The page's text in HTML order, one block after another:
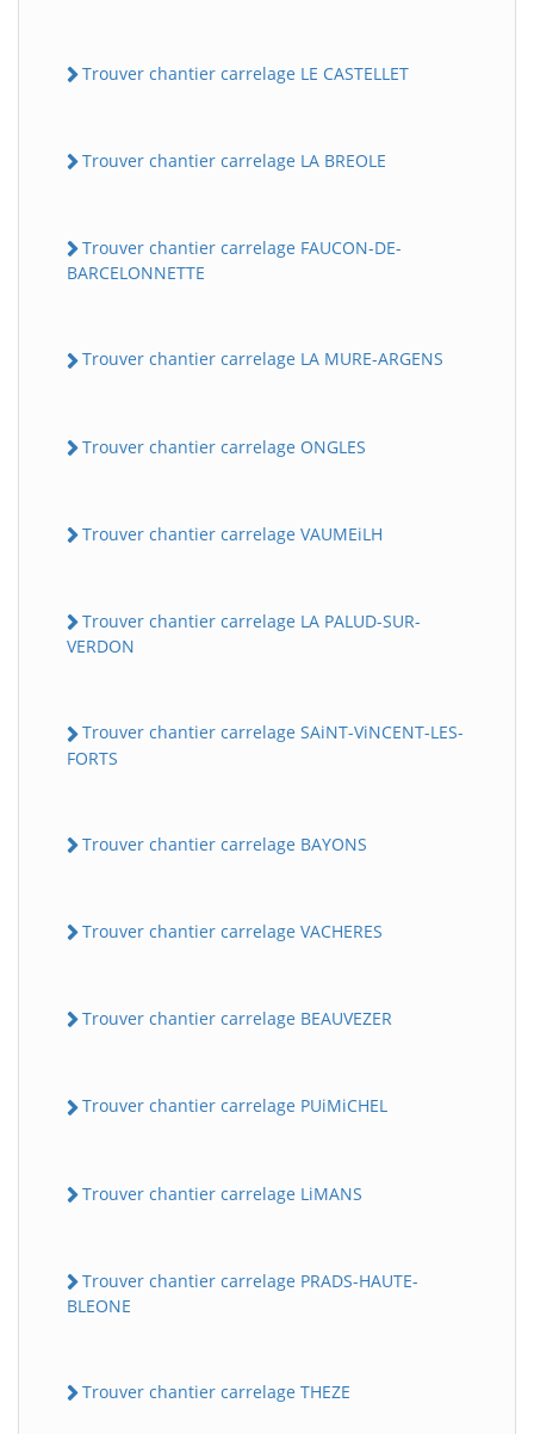
Trouver chantier carrelage LE CASTELLET
Trouver chantier carrelage LA BREOLE
Trouver chantier carrelage FAUCON-DE-
BARCELONNETTE
Trouver chantier carrelage LA MURE-ARGENS
Trouver chantier carrelage ONGLES
Trouver chantier carrelage VAUMEiLH
Trouver chantier carrelage LA PALUD-SUR-
VERDON
Trouver chantier carrelage SAiNT-ViNCENT-LES-
FORTS
Trouver chantier carrelage BAYONS
Trouver chantier carrelage VACHERES
Trouver chantier carrelage BEAUVEZER
Trouver chantier carrelage PUiMiCHEL
Trouver chantier carrelage LiMANS
Trouver chantier carrelage PRADS-HAUTE-
BLEONE
Trouver chantier carrelage THEZE
B BatiWebPro
Assistant en ligne